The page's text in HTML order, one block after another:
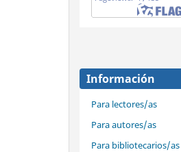
Información
Para lectores/as
Para autores/as
Para bibliotecarios/as